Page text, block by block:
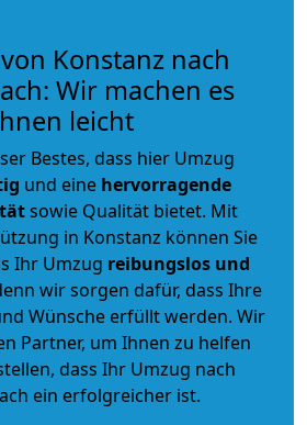
Konstanz nach
Wir machen es
leicht
Bestes, dass hier Umzug
und eine hervorragende
sowie Qualität bietet. Mit
in Konstanz können Sie
Ihr Umzug reibungslos und
wir sorgen dafür, dass Ihre
Wünsche erfüllt werden. Wir
Partner, um Ihnen zu helfen
dass Ihr Umzug nach
ein erfolgreicher ist.